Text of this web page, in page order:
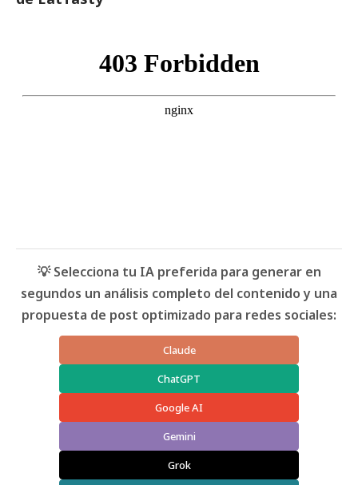
💡 Selecciona tu IA preferida para generar en
segundos un análisis completo del contenido y una
propuesta de post optimizado para redes sociales:
Claude
ChatGPT
Google AI
Gemini
Grok